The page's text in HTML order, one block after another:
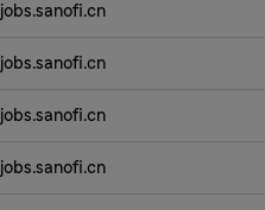
jobs.sanofi.cn
jobs.sanofi.cn
jobs.sanofi.cn
jobs.sanofi.cn